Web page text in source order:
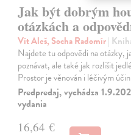
Jak být dobrým
otázkách a
Vít Aleš, Socha Radomír|
Najdete tu odpovědi na otázky,
poznávat, ale také jak rozlišit
Prostor je věnován i léčivým
Predpredaj, vychádza
vydania
16,64 €